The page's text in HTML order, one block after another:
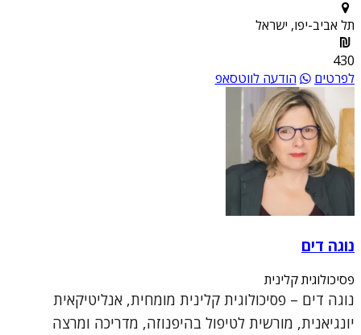
תל אביב-יפו, ישראל
430
לפרטים
הודעה לווטסאפ
נוגה דים
פסיכולוגית קלינית
נוגה דים – פסיכולוגית קלינית מומחית, אנליטיקאית
יונגיאנית, מורשית לטיפול בהיפנוזה, מדריכה ומרצה